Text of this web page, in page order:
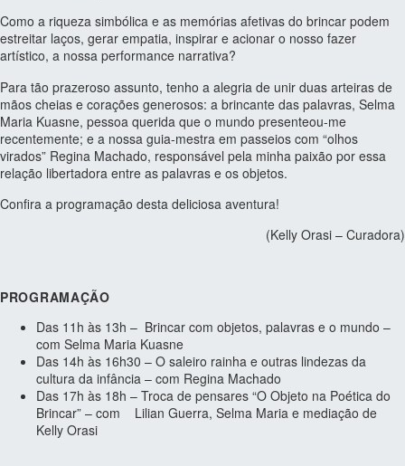
Como a riqueza simbólica e as memórias afetivas do brincar podem
estreitar laços, gerar empatia, inspirar e acionar o nosso fazer
artístico, a nossa performance narrativa?
Para tão prazeroso assunto, tenho a alegria de unir duas arteiras de
mãos cheias e corações generosos: a brincante das palavras, Selma
Maria Kuasne, pessoa querida que o mundo presenteou-me
recentemente; e a nossa guia-mestra em passeios com “olhos
virados” Regina Machado, responsável pela minha paixão por essa
relação libertadora entre as palavras e os objetos.
Confira a programação desta deliciosa aventura!
(Kelly Orasi – Curadora)
PROGRAMAÇÃO
Das 11h às 13h – Brincar com objetos, palavras e o mundo –
com Selma Maria Kuasne
Das 14h às 16h30 – O saleiro rainha e outras lindezas da
cultura da infância – com Regina Machado
Das 17h às 18h – Troca de pensares “O Objeto na Poética do
Brincar” – com Lilian Guerra, Selma Maria e mediação de
Kelly Orasi